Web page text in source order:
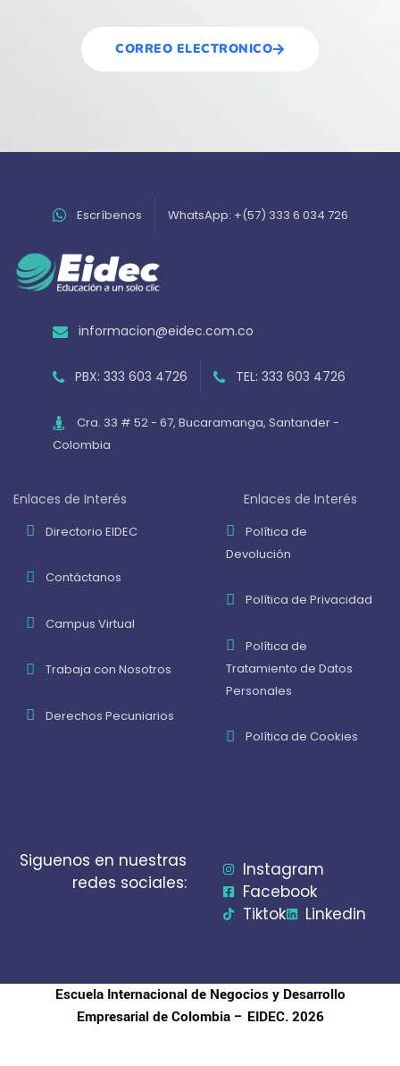
CORREO ELECTRONICO
Escríbenos WhatsApp: +(57) 333 6 034 726
informacion@eidec.com.co
PBX: 333 603 4726 TEL: 333 603 4726
Cra. 33 # 52 - 67, Bucaramanga, Santander -
Colombia
Enlaces de Interés
Directorio EIDEC
Contáctanos
Campus Virtual
Trabaja con Nosotros
Derechos Pecuniarios
Enlaces de Interés
Política de
Devolución
Política de Privacidad
Política de
Tratamiento de Datos
Personales
Política de Cookies
Siguenos en nuestras
redes sociales:
Instagram
Facebook
Tiktok
Linkedin
Escuela Internacional de Negocios y Desarrollo
Empresarial de Colombia – EIDEC. 2026